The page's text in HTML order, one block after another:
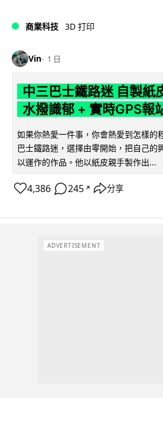
商業科技 3D 打印
Vin 1 日
中三巴士鐵路迷 自製紙
水撥識郁 + 實時GPS報
如果你熱愛一件事，你會熱愛到怎樣的
巴士鐵路迷，選擇由零開始，把自己的
以運作的作品。他以紙皮親手製作出...
4,386 245 ↗ 分享
ADVERTISEMENT